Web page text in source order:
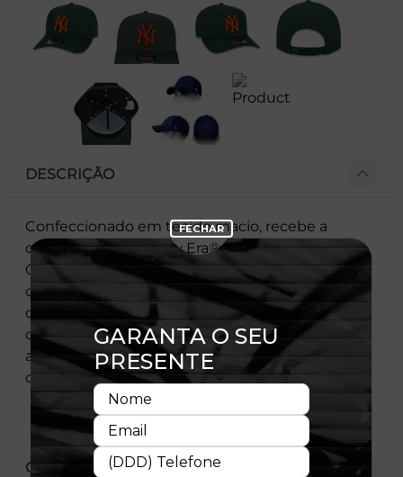
DESCRIÇÃO
Confeccionado em tecido macio, recebe a
clássica bandeira New Era® na lateral esquerda.
Com um design moderno, esse cap possui aba
curvada que protege o rosto dos raios solares,
costuras reforçadas e fechamento strapback. O
diferencial fica por conta da tecnologia
adjustable, que garante um encaixe perfeito
com muito conforto.
CARACTERÍSTICAS